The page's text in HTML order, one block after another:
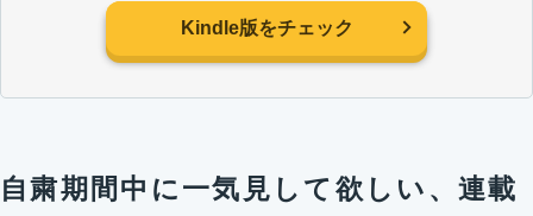
Kindle版をチェック
自粛期間中に一気見して欲しい、連載